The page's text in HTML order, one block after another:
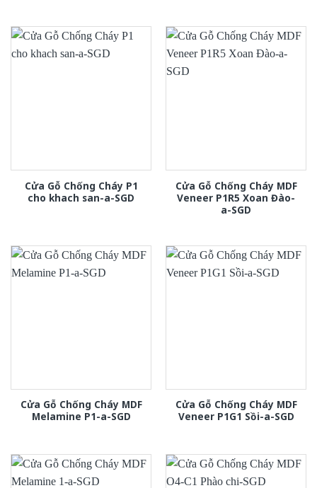
Cửa Gỗ Chống Cháy P1
cho khach san-a-SGD
Cửa Gỗ Chống Cháy MDF
Veneer P1R5 Xoan Đào-
a-SGD
Cửa Gỗ Chống Cháy MDF
Melamine P1-a-SGD
Cửa Gỗ Chống Cháy MDF
Veneer P1G1 Sồi-a-SGD